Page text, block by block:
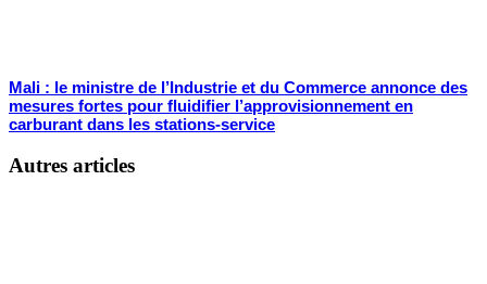
Mali : le ministre de l’Industrie et du Commerce annonce des
mesures fortes pour fluidifier l’approvisionnement en
carburant dans les stations-service
Autres articles